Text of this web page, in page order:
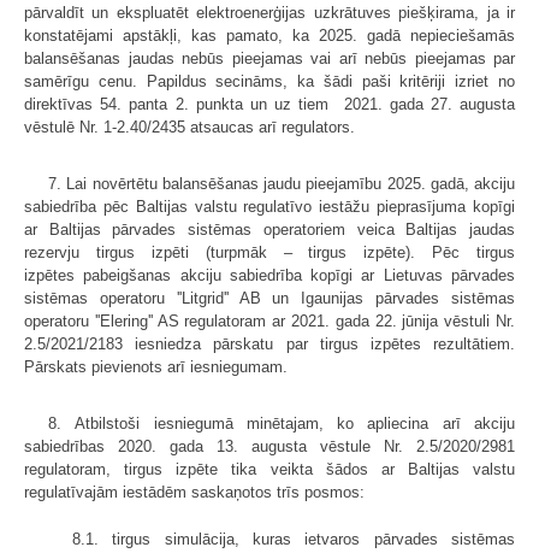
pārvaldīt un ekspluatēt elektroenerģijas uzkrātuves piešķirama, ja ir
konstatējami apstākļi, kas pamato, ka 2025. gadā nepieciešamās
balansēšanas jaudas nebūs pieejamas vai arī nebūs pieejamas par
samērīgu cenu. Papildus secināms, ka šādi paši kritēriji izriet no
direktīvas 54. panta 2. punkta un uz tiem 2021. gada 27. augusta
vēstulē Nr. 1-2.40/2435 atsaucas arī regulators.
7. Lai novērtētu balansēšanas jaudu pieejamību 2025. gadā, akciju
sabiedrība pēc Baltijas valstu regulatīvo iestāžu pieprasījuma kopīgi
ar Baltijas pārvades sistēmas operatoriem veica Baltijas jaudas
rezervju tirgus izpēti (turpmāk – tirgus izpēte). Pēc tirgus
izpētes pabeigšanas akciju sabiedrība kopīgi ar Lietuvas pārvades
sistēmas operatoru ''Litgrid'' AB un Igaunijas pārvades sistēmas
operatoru ''Elering'' AS regulatoram ar 2021. gada 22. jūnija vēstuli Nr.
2.5/2021/2183 iesniedza pārskatu par tirgus izpētes rezultātiem.
Pārskats pievienots arī iesniegumam.
8. Atbilstoši iesniegumā minētajam, ko apliecina arī akciju
sabiedrības 2020. gada 13. augusta vēstule Nr. 2.5/2020/2981
regulatoram, tirgus izpēte tika veikta šādos ar Baltijas valstu
regulatīvajām iestādēm saskaņotos trīs posmos:
8.1. tirgus simulācija, kuras ietvaros pārvades sistēmas